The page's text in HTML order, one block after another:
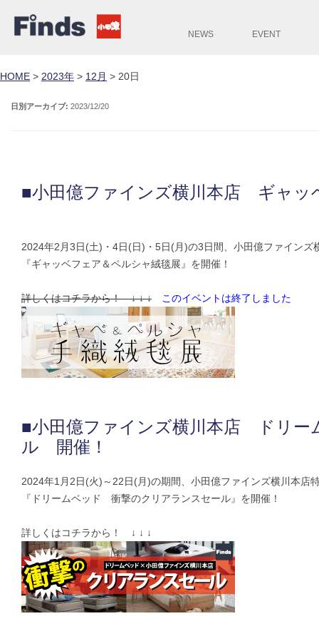
NEWS EVENT
HOME > 2023年 > 12月 > 20日
日別アーカイブ: 2023/12/20
■小田億ファインズ横川本店 ギャ
2024年2月3日(土)・4日(日)・5日(月)の3日間、小田億ファインズ
『ギャッベフェア＆ペルシャ絨毯展』を開催！
詳しくはコチラから！ ↓ ↓ ↓ このイベントは終了しました
■小田億ファインズ横川本店 ドリ
ル 開催！
2024年1月2日(火)～22日(月)の期間、小田億ファインズ横川本店
『ドリームベッド 衝撃のクリアランスセール』を開催！
詳しくはコチラから！ ↓ ↓ ↓